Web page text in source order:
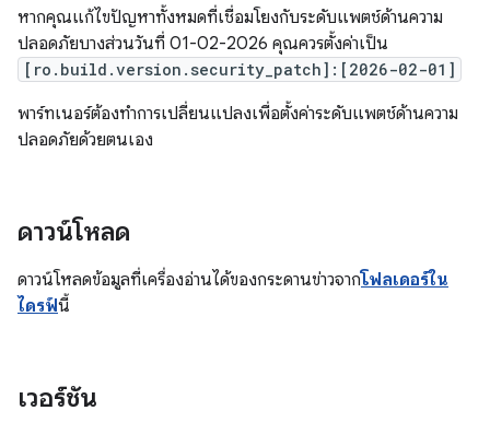
หากคุณแก้ไขปัญหาทั้งหมดที่เชื่อมโยงกับระดับแพตช์ด้านความ
ปลอดภัยบางส่วนวันที่ 01-02-2026 คุณควรตั้งค่าเป็น
[ro.build.version.security_patch]:[2026-02-01]
พาร์ทเนอร์ต้องทำการเปลี่ยนแปลงเพื่อตั้งค่าระดับแพตช์ด้านความ
ปลอดภัยด้วยตนเอง
ดาวน์โหลด
ดาวน์โหลดข้อมูลที่เครื่องอ่านได้ของกระดานข่าวจากโฟลเดอร์ใน
ไดรฟ์นี้
เวอร์ชัน